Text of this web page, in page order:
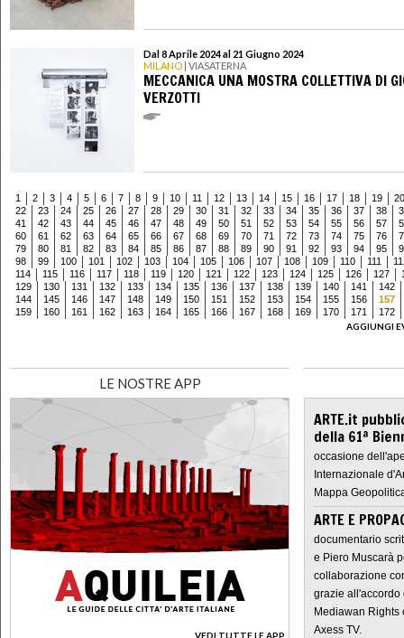
Dal 8 Aprile 2024 al 21 Giugno 2024
MILANO | VIASATERNA
MECCANICA UNA MOSTRA COLLETTIVA DI
VERZOTTI
1 2 3 4 5 6 7 8 9 10 11 12 13 14 15 16 17 18 19
20
22
23 24 25 26 27 28 29 30 31 32 33 34 35 36 37 38
41
42 43 44 45 46 47 48 49 50 51 52 53 54 55 56 57
60
61 62 63 64 65 66 67 68 69 70 71 72 73 74 75 76
79
80 81 82 83 84 85 86 87 88 89 90 91 92 93 94 95
98
99 100 101 102 103 104 105 106 107 108 109 110 111
114
115 116 117 118 119 120 121 122 123 124 125 126 127
129
130 131 132 133 134 135 136 137 138 139 140 141
142
144
145 146 147 148 149 150 151 152 153 154 155 156
157
159
160 161 162 163 164 165 166 167 168 169 170 171
172
AGGIUNGI
LE NOSTRE APP
VEDI TUTTE LE APP
ARTE.it
della 61ª
occasione
Internazionale
Mappa
ARTE E
documentario
e Piero Muscarà
collaborazione
grazie all'accordo
Mediawan Rights
Axess TV.